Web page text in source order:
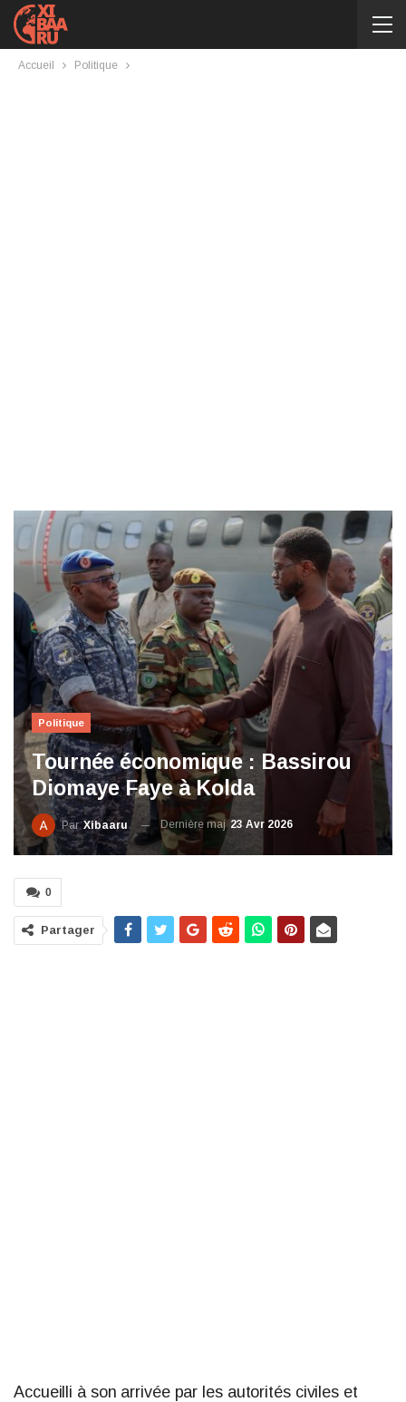
Accueil Politique
Politique
Tournée économique : Bassirou
Diomaye Faye à Kolda
ParXibaaru Dernière maj 23 Avr 2026
0
Partager
Accueilli à son arrivée par les autorités civiles et